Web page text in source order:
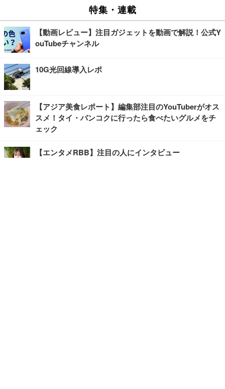
特集・連載
【動画レビュー】注目ガジェットを動画で解説！公式Y
ouTubeチャンネル
10G光回線導入レポ
【アジア美食レポート】編集部注目のYouTuberがオス
スメ！タイ・バンコクに行ったら食べたいグルメをチ
ェック
【エンタメRBB】注目の人にインタビュー